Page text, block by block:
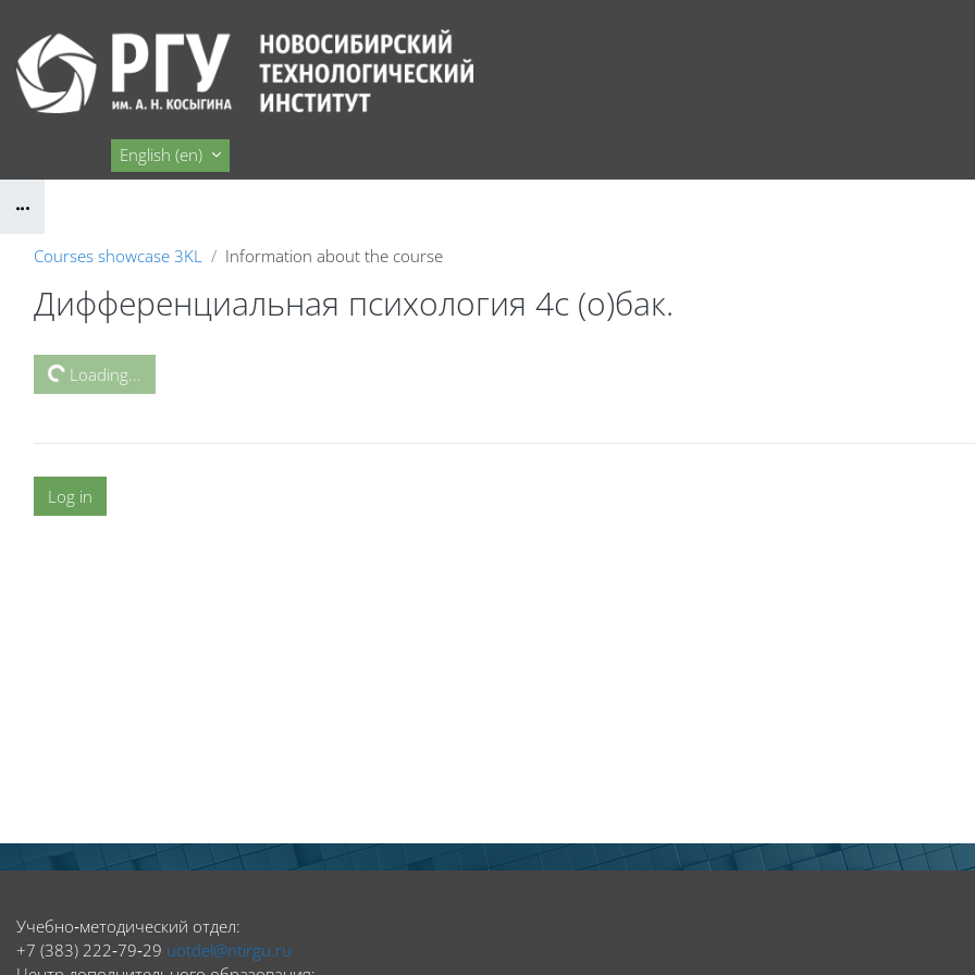
English ‎(en)‎
Blocks
Courses showcase 3KL Information about the course
Дифференциальная психология 4с (о)бак.
Blocks
Loading...
Log in
Blocks
Учебно‑методический отдел:
+7 (383) 222‑79‑29 uotdel@ntirgu.ru